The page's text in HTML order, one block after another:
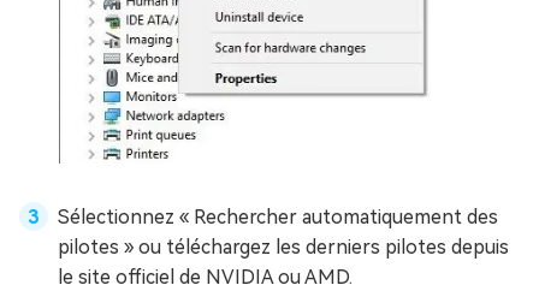
Sélectionnez « Rechercher automatiquement des
pilotes » ou téléchargez les derniers pilotes depuis
le site officiel de NVIDIA ou AMD.